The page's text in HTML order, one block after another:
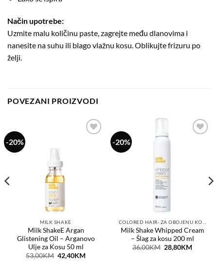
Način upotrebe:
Uzmite malu količinu paste, zagrejte među dlanovima i
nanesite na suhu ili blago vlažnu kosu. Oblikujte frizuru po
želji.
POVEZANI PROIZVODI
-20%
MILK SHAKE
Milk ShakeE Argan
Glistening Oil – Arganovo
Ulje za Kosu 50 ml
53,00KM Original
42,40KM
-20%
Milk Shake Whipped Cream
– Šlag za kosu 200 ml
36,00KM Original
price
28,80KM